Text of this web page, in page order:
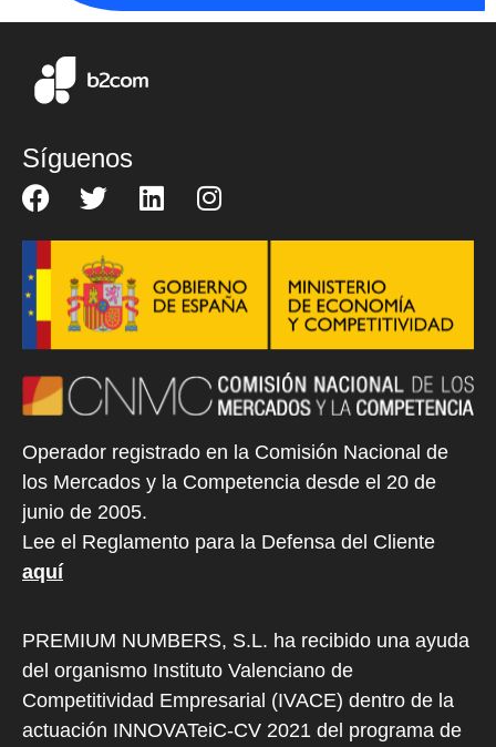
Síguenos
Operador registrado en la Comisión Nacional de
los Mercados y la Competencia desde el 20 de
junio de 2005.
Lee el Reglamento para la Defensa del Cliente
aquí
PREMIUM NUMBERS, S.L. ha recibido una ayuda
del organismo Instituto Valenciano de
Competitividad Empresarial (IVACE) dentro de la
actuación INNOVATeiC-CV 2021 del programa de